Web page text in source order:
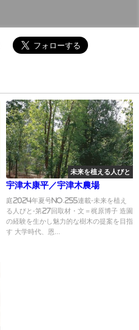
未来を植える人びと
宇津木康平／宇津木農場
庭2024年夏号No.255連載-未来を植え
る人びと-第27回取材・文＝梶原博子 造園
の経験を生かし魅力的な樹木の提案を目指
す 大学時代、恩...